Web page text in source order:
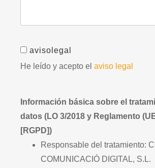
avisolegal
He leído y acepto el aviso legal
Información básica sobre el
datos (LO 3/2018 y Reglamento
[RGPD])
Responsable del tratamiento:
COMUNICACIÓ DIGITAL, S.L.